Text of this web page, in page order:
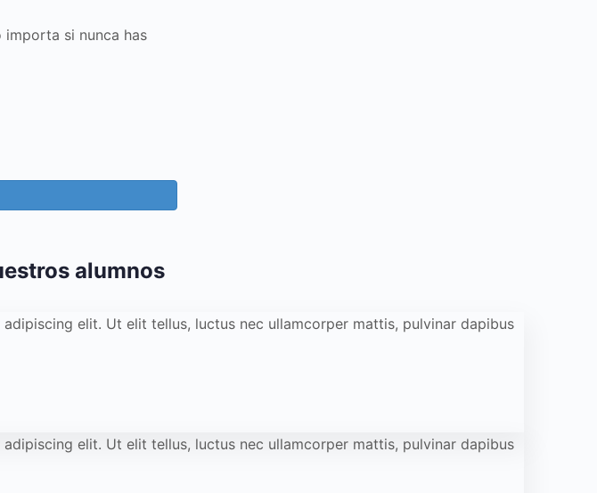
si nunca has
alumnos
elit. Ut elit tellus, luctus nec ullamcorper mattis, pulvinar dapibus
elit. Ut elit tellus, luctus nec ullamcorper mattis, pulvinar dapibus